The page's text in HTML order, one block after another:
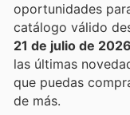
catálogo válido
21 de julio de 2026
las últimas
que puedas
de más.